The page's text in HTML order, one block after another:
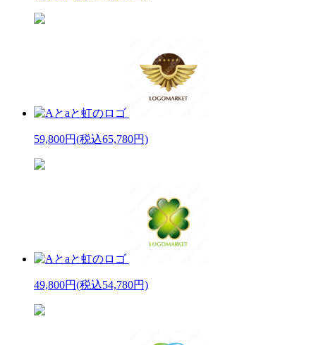
59,800円(税込65,780円)
49,800円(税込54,780円)